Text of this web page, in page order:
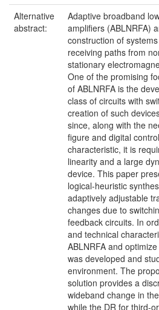
Alternative
abstract:
Adaptive broadband
amplifiers (ABLNRFA)
construction of
receiving paths from
stationary
One of the promising
of ABLNRFA is the
class of circuits with
creation of such
since, along with the
figure and digital
characteristic, it is
linearity and a large
device. This paper
logical-heuristic
adaptively adjustable
changes due to
feedback circuits. In
and technical
ABLNRFA and
was developed and
environment. The
solution provides a
wideband change in
while the DR for third-